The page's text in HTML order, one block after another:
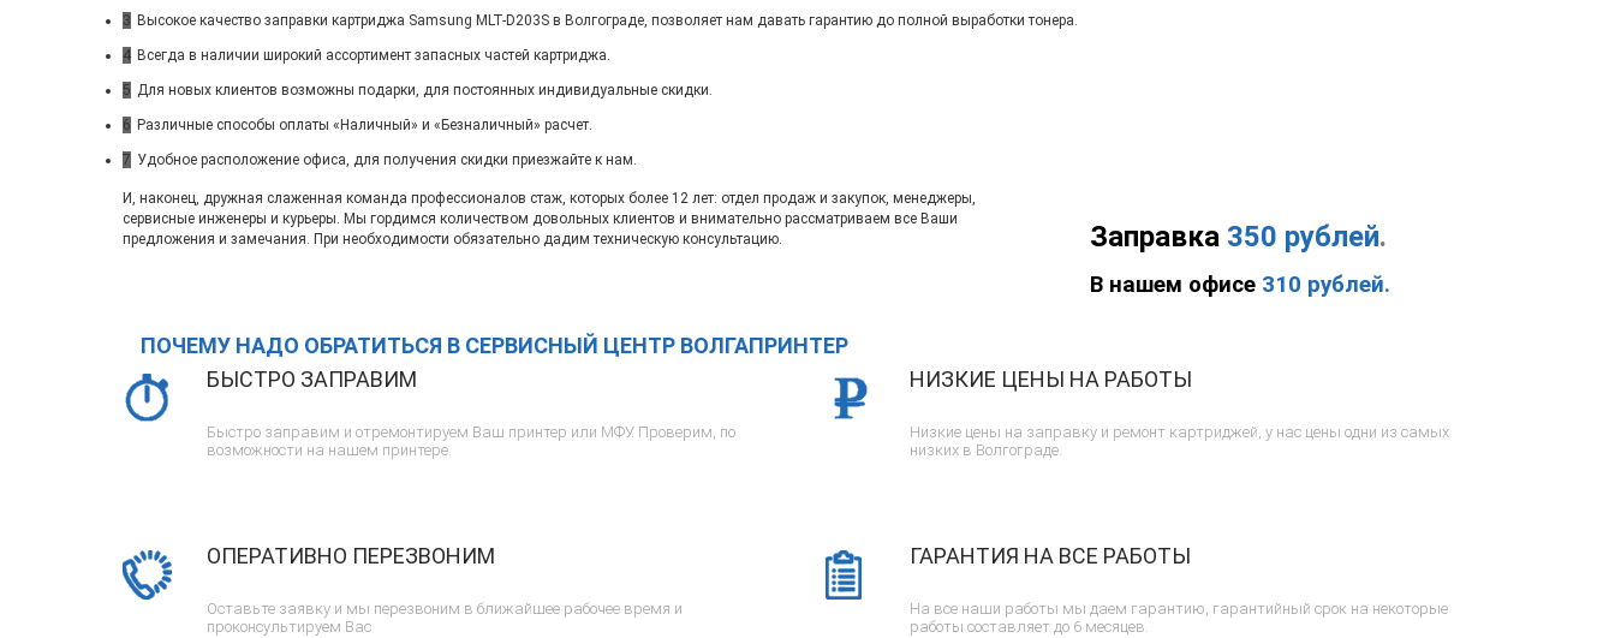
3 Высокое качество заправки картриджа Samsung MLT-D203S в Волгограде, позволяет нам давать гарантию до полной выработки тонера.
4 Всегда в наличии широкий ассортимент запасных частей картриджа.
5 Для новых клиентов возможны подарки, для постоянных индивидуальные скидки.
6 Различные способы оплаты «Наличный» и «Безналичный» расчет.
7 Удобное расположение офиса, для получения скидки приезжайте к нам.
Заправка 350 рублей.
В нашем офисе 310 рублей.
И, наконец, дружная слаженная команда профессионалов стаж, которых более 12 лет: отдел продаж и закупок, менеджеры,
сервисные инженеры и курьеры. Мы гордимся количеством довольных клиентов и внимательно рассматриваем все Ваши
предложения и замечания. При необходимости обязательно дадим техническую консультацию.
ПОЧЕМУ НАДО ОБРАТИТЬСЯ В СЕРВИСНЫЙ ЦЕНТР ВОЛГАПРИНТЕР
БЫСТРО ЗАПРАВИМ
Быстро заправим и отремонтируем Ваш принтер или МФУ. Проверим, по
возможности на нашем принтере.
ОПЕРАТИВНО ПЕРЕЗВОНИМ
Оставьте заявку и мы перезвоним в ближайшее рабочее время и
проконсультируем Вас.
НИЗКИЕ ЦЕНЫ НА РАБОТЫ
Низкие цены на заправку и ремонт картриджей, у нас цены одни из самых
низких в Волгограде.
ГАРАНТИЯ НА ВСЕ РАБОТЫ
На все наши работы мы даем гарантию, гарантийный срок на некоторые
работы составляет до 6 месяцев.